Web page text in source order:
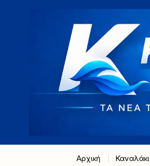
Αρχική Καναλάκι